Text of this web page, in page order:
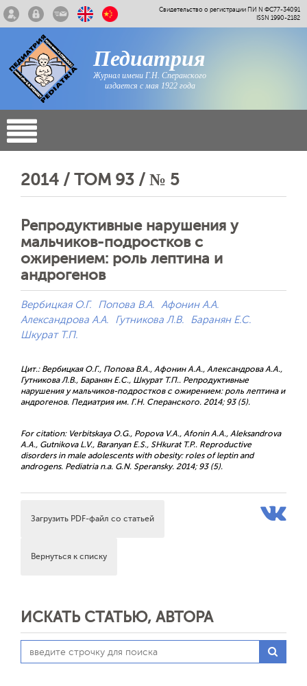
Свидетельство о регистрации ПИ N ФС77-34091
ISSN 1990-2182
Педиатрия
Журнал имени Г.Н. Сперанского
издается с мая 1922 года
2014 / ТОМ 93 / № 5
Репродуктивные нарушения у
мальчиков-подростков с
ожирением: роль лептина и
андрогенов
Вербицкая О.Г. Попова В.А. Афонин А.А.
Александрова А.А.
Гутникова Л.В.
Баранян Е.С.
Шкурат Т.П.
Цит.: Вербицкая О.Г., Попова В.А., Афонин А.А., Александрова А.А.,
Гутникова Л.В., Баранян Е.С., Шкурат Т.П.. Репродуктивные
нарушения у мальчиков-подростков с ожирением: роль лептина и
андрогенов. Педиатрия им. Г.Н. Сперанского. 2014; 93 (5).
For citation: Verbitskaya O.G., Popova V.A., Afonin A.A., Aleksandrova
A.A., Gutnikova L.V., Baranyan E.S., SHkurat T.P.. Reproductive
disorders in male adolescents with obesity: roles of leptin and
androgens. Pediatria n.a. G.N. Speransky. 2014; 93 (5).
Загрузить PDF-файл со статьей
Вернуться к списку
ИСКАТЬ СТАТЬЮ, АВТОРА